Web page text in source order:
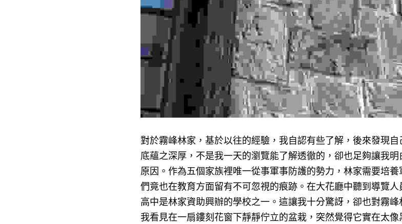
對於霧峰林家，基於以往的經驗，我自認有些了解，後來發現
底蘊之深厚，不是我一天的瀏覽能了解透徹的，卻也足夠讓我
原因。作為五個家族裡唯一從事軍事防護的勢力，林家需要培
們竟也在教育方面留有不可忽視的痕跡。在大花廳中聽到導覽
高中是林家資助興辦的學校之一。這讓我十分驚訝，卻也對霧
我看見在一扇鏤刻花窗下靜靜佇立的盆栽，突然覺得它實在太